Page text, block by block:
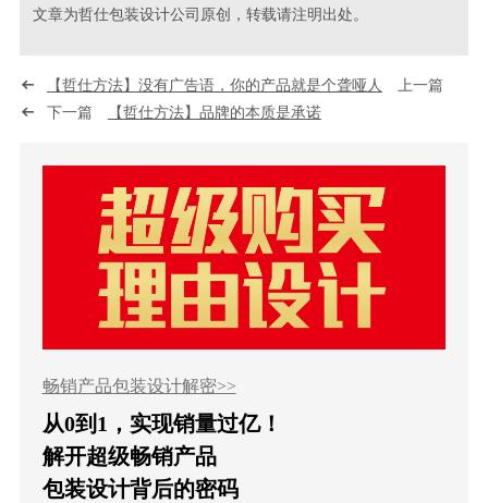
文章为哲仕包装设计公司原创，转载请注明出处。
【哲仕方法】没有广告语，你的产品就是个聋哑人
上一篇
下一篇
【哲仕方法】品牌的本质是承诺
畅销产品包装设计解密>>
从0到1，实现销量过亿！
解开超级畅销产品
包装设计背后的密码